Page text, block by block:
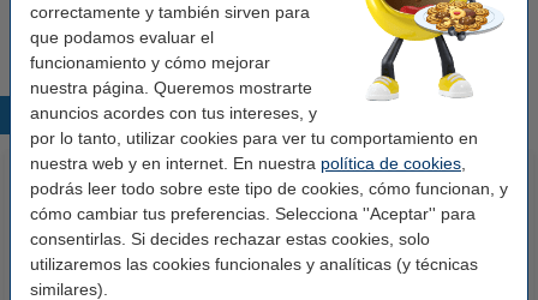
correctamente y también sirven para
que podamos evaluar el
funcionamiento y cómo mejorar
nuestra página. Queremos mostrarte
anuncios acordes con tus intereses, y
por lo tanto, utilizar cookies para ver tu comportamiento en
nuestra web y en internet. En nuestra política de cookies
podrás leer todo sobre este tipo de cookies, cómo funcionan, y
cómo cambiar tus preferencias. Selecciona ''Aceptar'' para
consentirlas. Si decides rechazar estas cookies, solo
utilizaremos las cookies funcionales y analíticas (y técnicas
similares).
8,50 € Comprar
Productos destacados